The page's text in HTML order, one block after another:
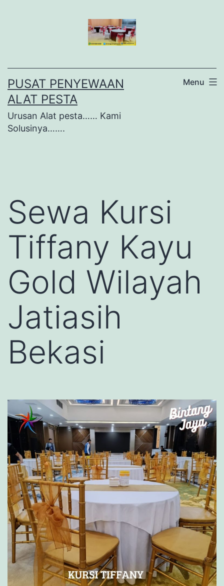
PUSAT PENYEWAAN
ALAT PESTA
Urusan Alat pesta…… Kami
Solusinya…….
Menu
Sewa Kursi
Tiffany Kayu
Gold Wilayah
Jatiasih
Bekasi